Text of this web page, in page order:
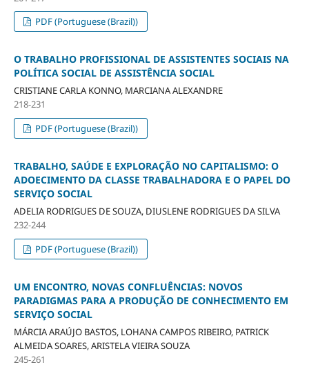
PDF (Portuguese (Brazil))
O TRABALHO PROFISSIONAL DE ASSISTENTES SOCIAIS NA
POLÍTICA SOCIAL DE ASSISTÊNCIA SOCIAL
CRISTIANE CARLA KONNO, MARCIANA ALEXANDRE
218-231
PDF (Portuguese (Brazil))
TRABALHO, SAÚDE E EXPLORAÇÃO NO CAPITALISMO: O
ADOECIMENTO DA CLASSE TRABALHADORA E O PAPEL DO
SERVIÇO SOCIAL
ADELIA RODRIGUES DE SOUZA, DIUSLENE RODRIGUES DA SILVA
232-244
PDF (Portuguese (Brazil))
UM ENCONTRO, NOVAS CONFLUÊNCIAS: NOVOS
PARADIGMAS PARA A PRODUÇÃO DE CONHECIMENTO EM
SERVIÇO SOCIAL
MÁRCIA ARAÚJO BASTOS, LOHANA CAMPOS RIBEIRO, PATRICK
ALMEIDA SOARES, ARISTELA VIEIRA SOUZA
245-261